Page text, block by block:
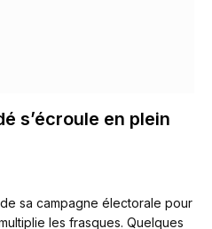
s’écroule en plein
sa campagne électorale pour
les frasques. Quelques